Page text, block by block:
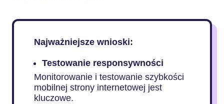
Najważniejsze wnioski:
Testowanie responsywności
Monitorowanie i testowanie szybkości
mobilnej strony internetowej jest
kluczowe.